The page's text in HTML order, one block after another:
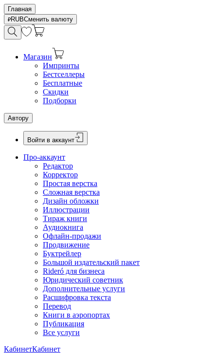
Главная
RUBСменить валюту
Магазин
Импринты
Бестселлеры
Бесплатные
Скидки
Подборки
Автору
Войти в аккаунт
Про-аккаунт
Редактор
Корректор
Простая верстка
Сложная верстка
Дизайн обложки
Иллюстрации
Тираж книги
Аудиокнига
Офлайн-продажи
Продвижение
Буктрейлер
Большой издательский пакет
Rideró для бизнеса
Юридический советник
Дополнительные услуги
Расшифровка текста
Перевод
Книги в аэропортах
Публикация
Все услуги
КабинетКабинет